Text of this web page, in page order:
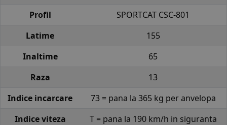
Profil
SPORTCAT CSC-801
Latime
155
Inaltime
65
Raza
13
Indice incarcare
73 = pana la 365 kg per anvelopa
Indice viteza
T = pana la 190 km/h in siguranta